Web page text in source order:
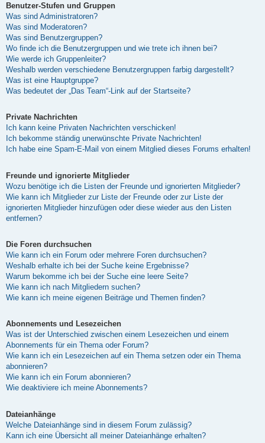
Benutzer-Stufen und Gruppen
Was sind Administratoren?
Was sind Moderatoren?
Was sind Benutzergruppen?
Wo finde ich die Benutzergruppen und wie trete ich ihnen bei?
Wie werde ich Gruppenleiter?
Weshalb werden verschiedene Benutzergruppen farbig dargestellt?
Was ist eine Hauptgruppe?
Was bedeutet der „Das Team“-Link auf der Startseite?
Private Nachrichten
Ich kann keine Privaten Nachrichten verschicken!
Ich bekomme ständig unerwünschte Private Nachrichten!
Ich habe eine Spam-E-Mail von einem Mitglied dieses Forums erhalten!
Freunde und ignorierte Mitglieder
Wozu benötige ich die Listen der Freunde und ignorierten Mitglieder?
Wie kann ich Mitglieder zur Liste der Freunde oder zur Liste der
ignorierten Mitglieder hinzufügen oder diese wieder aus den Listen
entfernen?
Die Foren durchsuchen
Wie kann ich ein Forum oder mehrere Foren durchsuchen?
Weshalb erhalte ich bei der Suche keine Ergebnisse?
Warum bekomme ich bei der Suche eine leere Seite?
Wie kann ich nach Mitgliedern suchen?
Wie kann ich meine eigenen Beiträge und Themen finden?
Abonnements und Lesezeichen
Was ist der Unterschied zwischen einem Lesezeichen und einem
Abonnements für ein Thema oder Forum?
Wie kann ich ein Lesezeichen auf ein Thema setzen oder ein Thema
abonnieren?
Wie kann ich ein Forum abonnieren?
Wie deaktiviere ich meine Abonnements?
Dateianhänge
Welche Dateianhänge sind in diesem Forum zulässig?
Kann ich eine Übersicht all meiner Dateianhänge erhalten?